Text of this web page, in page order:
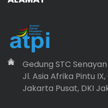
Gedung STC
Jl. Asia Afrika Pintu
Jakarta Pusat, DKI